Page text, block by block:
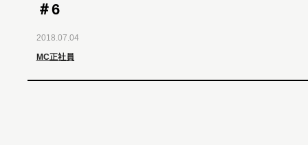
＃6
2018.07.04
MC正社員